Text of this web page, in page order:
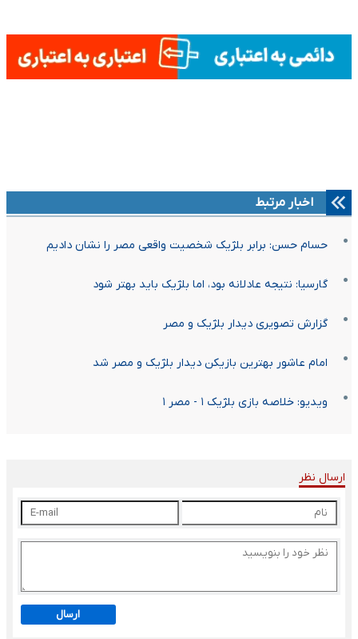
اخبار مرتبط
حسام حسن: برابر بلژیک شخصیت واقعی مصر را نشان دادیم
گارسیا: نتیجه عادلانه بود، اما بلژیک باید بهتر شود
گزارش تصویری دیدار بلژیک و مصر
امام عاشور بهترین بازیکن دیدار بلژیک و مصر شد
ویدیو: خلاصه بازی بلژیک ۱ - مصر ۱
ارسال نظر
ارسال